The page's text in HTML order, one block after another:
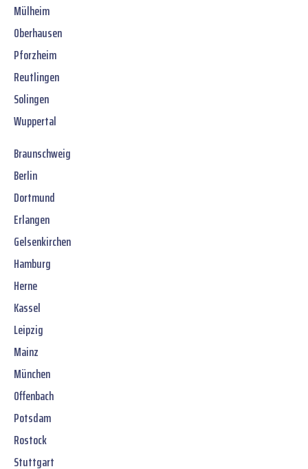
Mülheim
Oberhausen
Pforzheim
Reutlingen
Solingen
Wuppertal
Braunschweig
Berlin
Dortmund
Erlangen
Gelsenkirchen
Hamburg
Herne
Kassel
Leipzig
Mainz
München
Offenbach
Potsdam
Rostock
Stuttgart